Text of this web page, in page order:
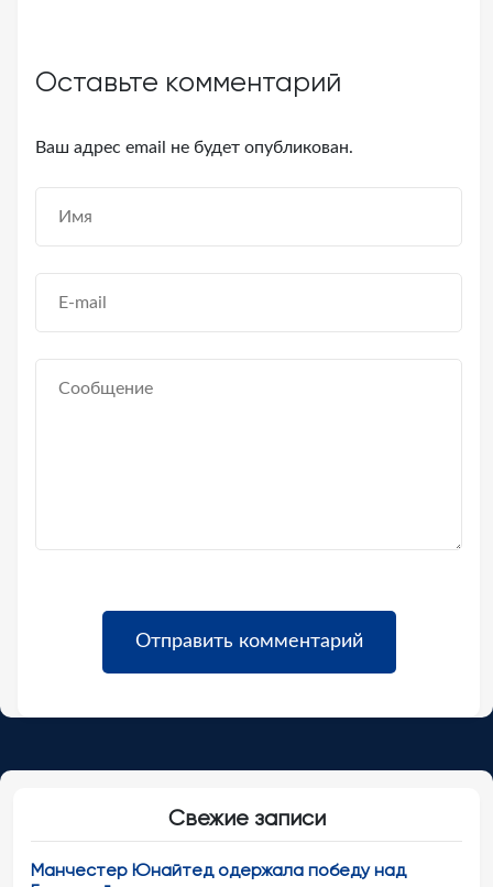
Оставьте комментарий
Ваш адрес email не будет опубликован.
Свежие записи
Манчестер Юнайтед одержала победу над